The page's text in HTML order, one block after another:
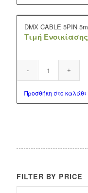
DMX CABLE 5PIN 5m
Τιμή Ενοικίασης
Προσθήκη στο καλάθι
FILTER BY PRICE